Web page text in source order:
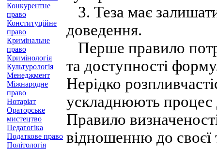
Конкурентне
право
Конституційне
право
Кримінальне
право
Кримінологія
Культурологія
Менеджмент
Міжнародне
право
Нотаріат
Ораторське
мистецтво
Педагогіка
Податкове право
Політологія
3. Теза має
доведення.
Перше правило
та доступності
Нерідко
ускладнюють процес
Правило
відношенню до